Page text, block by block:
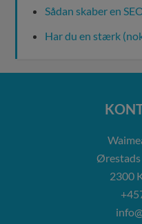
Sådan skaber en
Har du en stærk
Ørestads
2300